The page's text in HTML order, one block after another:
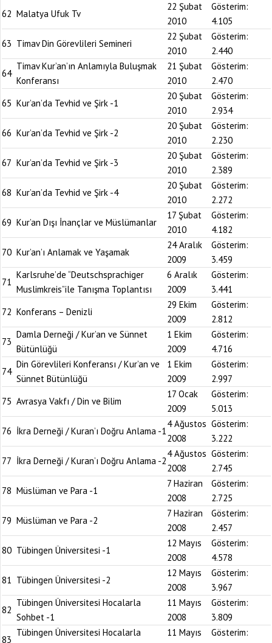
62 Malatya Ufuk Tv
22 Şubat
2010
Gösterim:
4.105
63 Timav Din Görevlileri Semineri
22 Şubat
2010
Gösterim:
2.440
64
Timav Kur’an’ın Anlamıyla Buluşmak
Konferansı
21 Şubat
2010
Gösterim:
2.470
65 Kur’an’da Tevhid ve Şirk -1
20 Şubat
2010
Gösterim:
2.934
66 Kur’an’da Tevhid ve Şirk -2
20 Şubat
2010
Gösterim:
2.230
67 Kur’an’da Tevhid ve Şirk -3
20 Şubat
2010
Gösterim:
2.389
68 Kur’an’da Tevhid ve Şirk -4
20 Şubat
2010
Gösterim:
2.272
69 Kur’an Dışı İnançlar ve Müslümanlar
17 Şubat
2010
Gösterim:
4.182
70 Kur’an’ı Anlamak ve Yaşamak
24 Aralık
2009
Gösterim:
3.459
71
Karlsruhe’de “Deutschsprachiger
Muslimkreis”ile Tanışma Toplantısı
6 Aralık
2009
Gösterim:
3.441
72 Konferans – Denizli
29 Ekim
2009
Gösterim:
2.812
73
Damla Derneği / Kur’an ve Sünnet
Bütünlüğü
1 Ekim
2009
Gösterim:
4.716
74
Din Görevlileri Konferansı / Kur’an ve
Sünnet Bütünlüğü
1 Ekim
2009
Gösterim:
2.997
75 Avrasya Vakfı / Din ve Bilim
17 Ocak
2009
Gösterim:
5.013
76 İkra Derneği / Kuran’ı Doğru Anlama -1
4 Ağustos
2008
Gösterim:
3.222
77 İkra Derneği / Kuran’ı Doğru Anlama -2
4 Ağustos
2008
Gösterim:
2.745
78 Müslüman ve Para -1
7 Haziran
2008
Gösterim:
2.725
79 Müslüman ve Para -2
7 Haziran
2008
Gösterim:
2.457
80 Tübingen Üniversitesi -1
12 Mayıs
2008
Gösterim:
4.578
81 Tübingen Üniversitesi -2
12 Mayıs
2008
Gösterim:
3.967
82
Tübingen Üniversitesi Hocalarla
Sohbet -1
11 Mayıs
2008
Gösterim:
3.809
83
Tübingen Üniversitesi Hocalarla
11 Mayıs
Gösterim: